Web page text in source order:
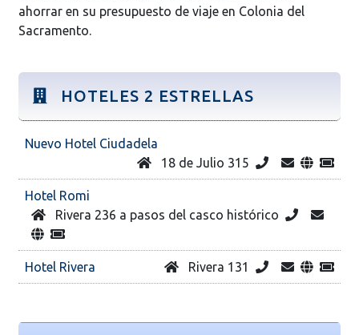
ahorrar en su presupuesto de viaje en Colonia del
Sacramento.
HOTELES 2 ESTRELLAS
Nuevo Hotel Ciudadela
18 de Julio 315
Hotel Romi
Rivera 236 a pasos del casco histórico
Hotel Rivera Rivera 131